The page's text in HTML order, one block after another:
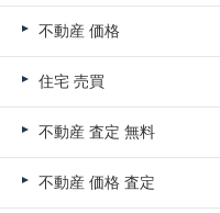
不動産 価格
住宅 売買
不動産 査定 無料
不動産 価格 査定